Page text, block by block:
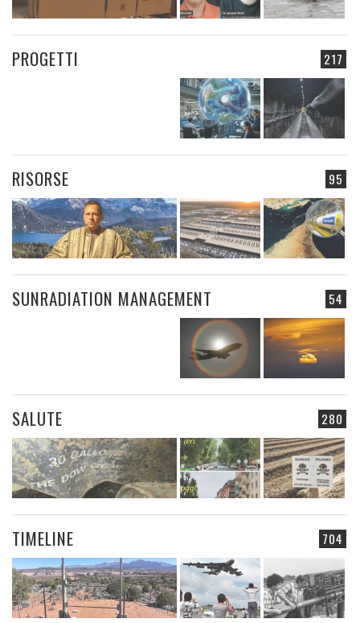
217
PROGETTI
95
RISORSE
54
SUNRADIATION MANAGEMENT
280
SALUTE
704
TIMELINE